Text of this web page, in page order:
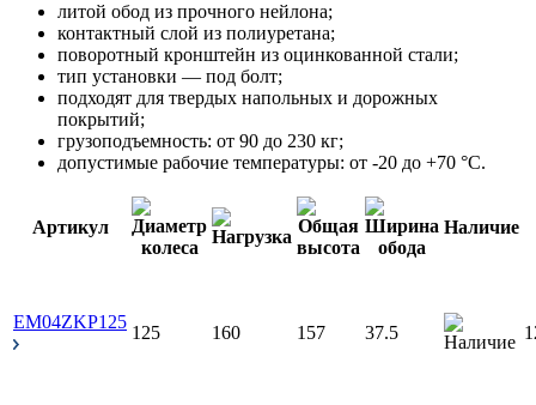
литой обод из прочного нейлона;
контактный слой из полиуретана;
поворотный кронштейн из оцинкованной стали;
тип установки — под болт;
подходят для твердых напольных и дорожных
покрытий;
грузоподъемность: от 90 до 230 кг;
допустимые рабочие температуры: от -20 до +70 °С.
Артикул Наличие
EM04ZKP125
125 160 157 37.5